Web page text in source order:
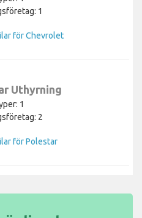
1
för Chevrolet
Uthyrning
1
2
för Polestar